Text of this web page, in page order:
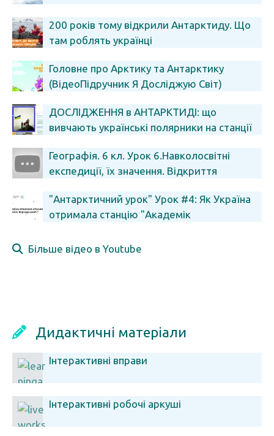
200 років тому відкрили Антарктиду. Що
там роблять українці
Головне про Арктику та Антарктику
(ВідеоПідручник Я Досліджую Світ)
ДОСЛІДЖЕННЯ в АНТАРКТИДІ: що
вивчають українські полярники на станції
Географія. 6 кл. Урок 6.Навколосвітні
експедиції, їх значення. Відкриття
"Антарктичний урок" Урок #4: Як Україна
отримала станцію "Академік
Більше відео в Youtube
Дидактичні матеріали
Інтерактивні вправи
Інтерактивні робочі аркуші